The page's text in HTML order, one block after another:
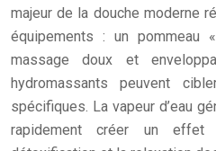
majeur de la douche moderne
équipements : un
massage doux et
hydromassants peuvent
spécifiques. La vapeur d’eau
rapidement créer un effet